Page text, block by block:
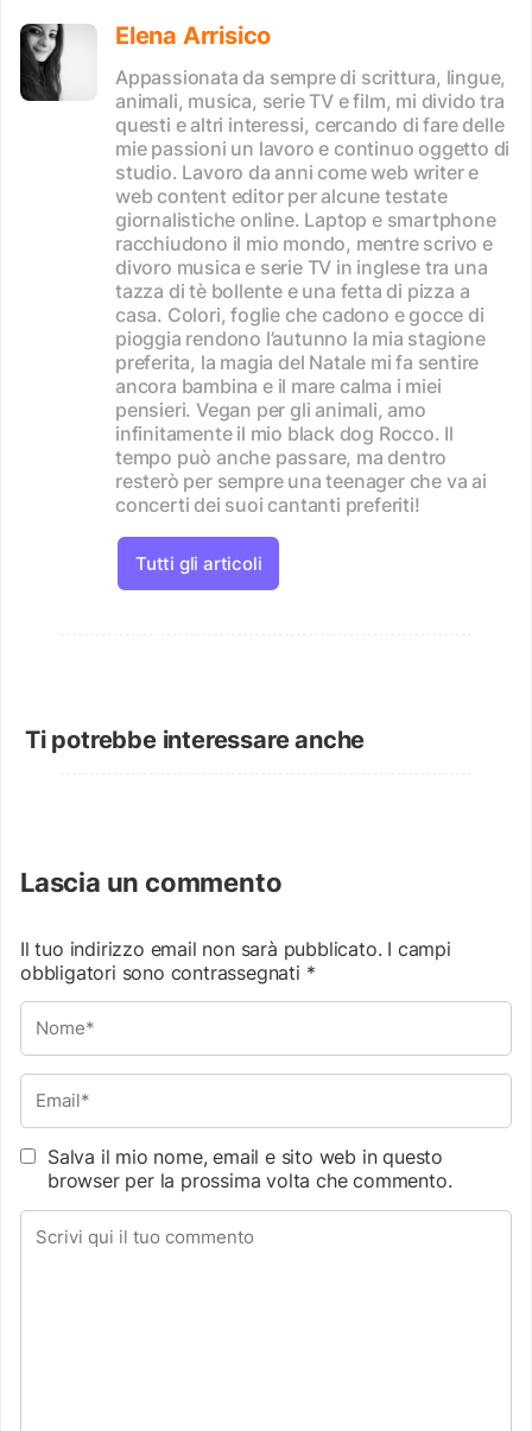
Elena Arrisico
Appassionata da sempre di scrittura, lingue,
animali, musica, serie TV e film, mi divido tra
questi e altri interessi, cercando di fare delle
mie passioni un lavoro e continuo oggetto di
studio. Lavoro da anni come web writer e
web content editor per alcune testate
giornalistiche online. Laptop e smartphone
racchiudono il mio mondo, mentre scrivo e
divoro musica e serie TV in inglese tra una
tazza di tè bollente e una fetta di pizza a
casa. Colori, foglie che cadono e gocce di
pioggia rendono l’autunno la mia stagione
preferita, la magia del Natale mi fa sentire
ancora bambina e il mare calma i miei
pensieri. Vegan per gli animali, amo
infinitamente il mio black dog Rocco. Il
tempo può anche passare, ma dentro
resterò per sempre una teenager che va ai
concerti dei suoi cantanti preferiti!
Tutti gli articoli
Ti potrebbe interessare anche
Lascia un commento
Il tuo indirizzo email non sarà pubblicato. I campi
obbligatori sono contrassegnati *
Salva il mio nome, email e sito web in questo
browser per la prossima volta che commento.